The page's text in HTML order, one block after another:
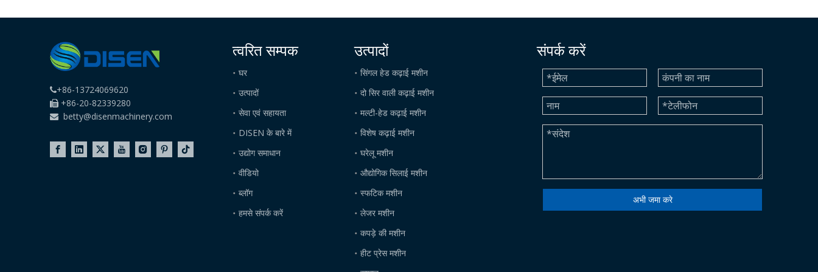
+86-13724069620
 +86-20-82339280
 betty@disenmachinery.com
त्वरित सम्पक
घर
उत्पादों
सेवा एवं सहायता
DISEN के बारे में
उद्योग समाधान
वीडियो
ब्लॉग
हमसे संपर्क करें
उत्पादों
सिंगल हेड कढ़ाई मशीन
दो सिर वाली कढ़ाई मशीन
मल्टी-हेड कढ़ाई मशीन
विशेष कढ़ाई मशीन
घरेलू मशीन
औद्योगिक सिलाई मशीन
स्फटिक मशीन
लेजर मशीन
कपड़े की मशीन
हीट प्रेस मशीन
संपर्क करें
अभी जमा करे